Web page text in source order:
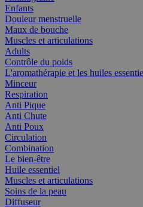
Enfants
Douleur menstruelle
Maux de bouche
Muscles et articulations
Adults
Contrôle du poids
L'aromathérapie et les huiles
Minceur
Respiration
Anti Pique
Anti Chute
Anti Poux
Circulation
Combination
Le bien-être
Huile essentiel
Muscles et articulations
Soins de la peau
Diffuseur